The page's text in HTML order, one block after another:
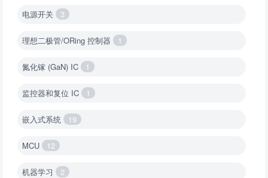
电源开关 3
理想二极管/ORing 控制器 1
氮化镓 (GaN) IC 1
监控器和复位 IC 1
嵌入式系统 19
MCU 12
机器学习 2